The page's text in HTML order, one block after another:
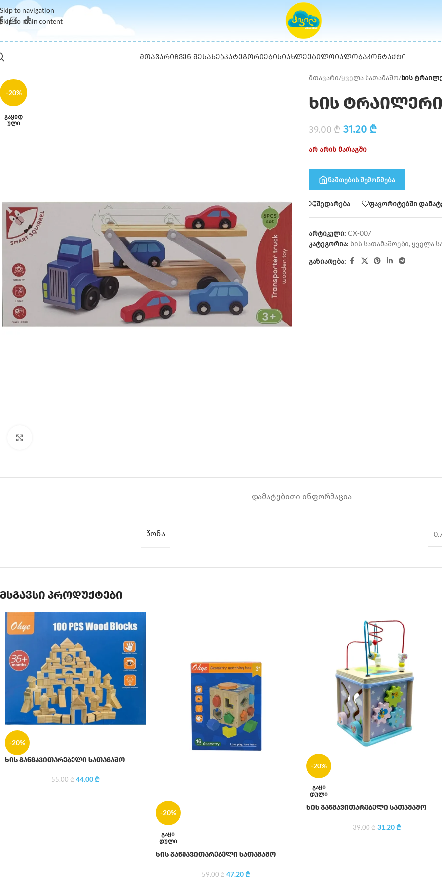
Skip to navigation
Skip to main content
ᲛᲗᲐᲕᲐᲠᲘᲩᲕᲔᲜ ᲨᲔᲡᲐᲮᲔᲑᲙᲐᲢᲔᲒᲝᲠᲘᲔᲑᲘᲡᲘᲐᲮᲚᲔᲔᲑᲘᲚᲝᲘᲐᲚᲝᲑᲐᲙᲝᲜᲢᲐᲥᲢᲘ
-20%
ᲒᲐᲧᲘᲓ
ᲣᲚᲘ
მთავარი/ყველა სათამაშო/ხის
ხის
39.00₾ 31.20 ₾
არ არის მარაგში
ნაშთების შემოწმება
შედარება ფავორიტებში
არტიკული: CX-007
კატეგორია: ხის სათამაშოები, ყველა
გაზიარება:
ᲓᲐᲛᲐᲢᲔᲑᲘᲗᲘ ᲘᲜᲤᲝᲠᲛᲐᲪᲘᲐ
ᲬᲝᲜᲐ
მსგავსი პროდუქტები
-20%
ხის განმავითარებელი სათამაშო
55.00₾ 44.00₾
-20%
ᲒᲐᲧᲘ
ᲓᲣᲚᲘ
ხის განმავითარებელი სათამაშო
59.00₾ 47.20₾
-20%
ᲒᲐᲧᲘ
ᲓᲣᲚᲘ
ხის განმავითარებელი სათამაშო
39.00₾ 31.20₾